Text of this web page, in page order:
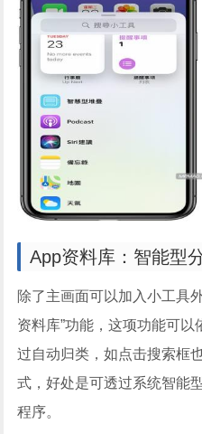
App资料库：智能型
除了主画面可以加入小工具
资料库”功能，这项功能可
过自动归类，如点击搜索框
式，好处是可透过系统智能
程序。